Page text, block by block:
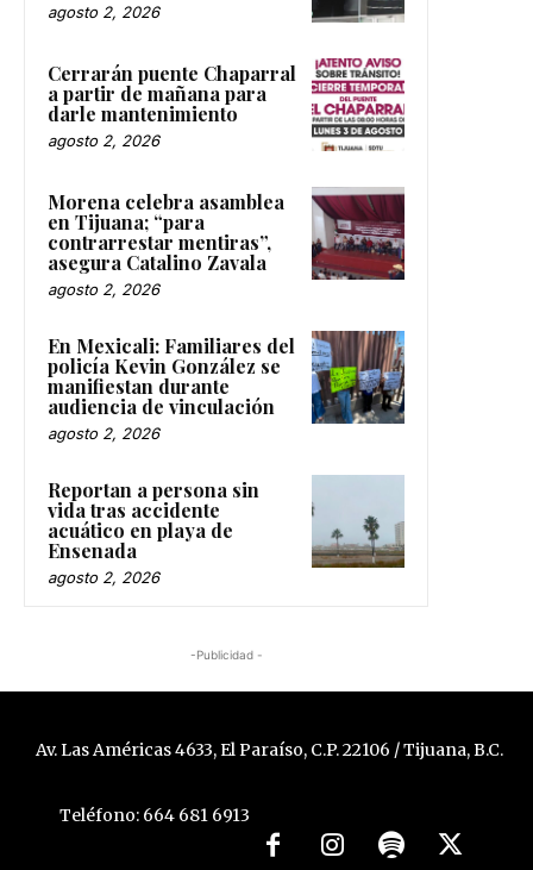
agosto 2, 2026
Cerrarán puente Chaparral
a partir de mañana para
darle mantenimiento
agosto 2, 2026
Morena celebra asamblea
en Tijuana; “para
contrarrestar mentiras”,
asegura Catalino Zavala
agosto 2, 2026
En Mexicali: Familiares del
policía Kevin González se
manifiestan durante
audiencia de vinculación
agosto 2, 2026
Reportan a persona sin
vida tras accidente
acuático en playa de
Ensenada
agosto 2, 2026
-Publicidad -
Av. Las Américas 4633, El Paraíso, C.P. 22106 / Tijuana, B.C.
Teléfono: 664 681 6913